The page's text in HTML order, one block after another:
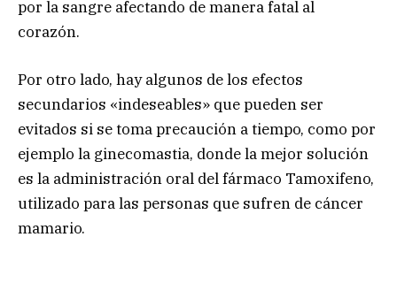
por la sangre afectando de manera fatal al
corazón.
Por otro lado, hay algunos de los efectos
secundarios «indeseables» que pueden ser
evitados si se toma precaución a tiempo, como por
ejemplo la ginecomastia, donde la mejor solución
es la administración oral del fármaco Tamoxifeno,
utilizado para las personas que sufren de cáncer
mamario.